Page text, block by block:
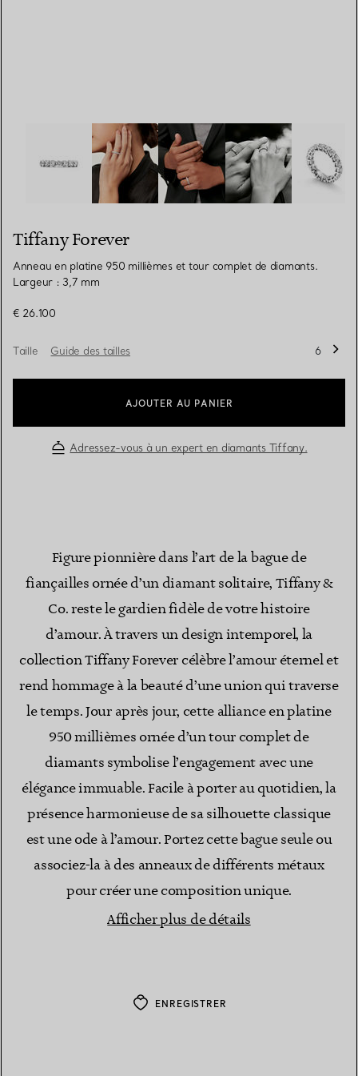
Tiffany Forever:Anneau en platine 950 millièmes et tour
Tiffany Forever
Anneau en platine 950 millièmes et tour complet de diamants.
Largeur : 3,7 mm
€ 26.100
Taille Guide des tailles 6
AJOUTER AU PANIER
Adressez-vous à un expert en diamants Tiffany.
Figure pionnière dans l’art de la bague de
fiançailles ornée d’un diamant solitaire, Tiffany &
Co. reste le gardien fidèle de votre histoire
d’amour. À travers un design intemporel, la
collection Tiffany Forever célèbre l’amour éternel et
rend hommage à la beauté d’une union qui traverse
le temps. Jour après jour, cette alliance en platine
950 millièmes ornée d’un tour complet de
diamants symbolise l’engagement avec une
élégance immuable. Facile à porter au quotidien, la
présence harmonieuse de sa silhouette classique
est une ode à l’amour. Portez cette bague seule ou
associez-la à des anneaux de différents métaux
pour créer une composition unique.
Afficher plus de détails
ENREGISTRER